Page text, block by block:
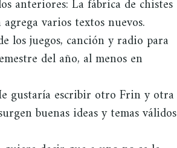
anteriores: La fábrica de chistes
varios textos nuevos.
los juegos, canción y radio para
del año, al menos en
gustaría escribir otro Frin y otra
buenas ideas y temas válidos